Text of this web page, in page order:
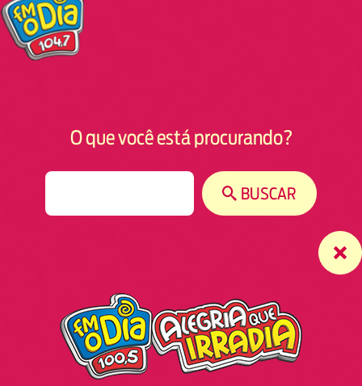
O que você está procurando?
BUSCAR